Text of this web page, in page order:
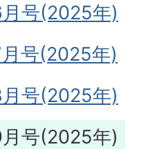
号(2025年)
号(2025年)
号(2025年)
号(2025年)